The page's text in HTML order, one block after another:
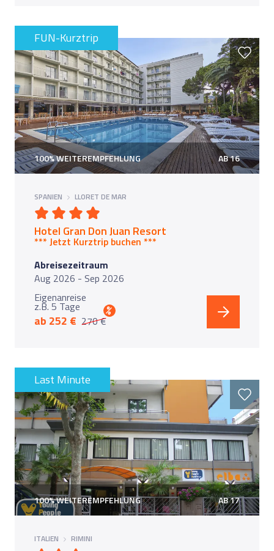
FUN-Kurztrip
100% WEITEREMPFEHLUNG AB 16
SPANIEN LLORET DE MAR
Hotel Gran Don Juan Resort
*** Jetzt Kurztrip buchen *
Abreisezeitraum
Aug 2026 - Sep 2026
Eigenanreise
z.B. 5 Tage
ab 252 € 270 €
%
Last Minute
100% WEITEREMPFEHLUNG AB 17
ITALIEN RIMINI